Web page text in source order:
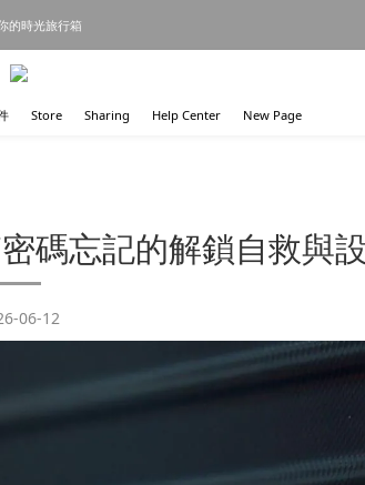
的時光旅行箱
Store Sharing Help Center New Page
碼忘記的解鎖自救與
06-12